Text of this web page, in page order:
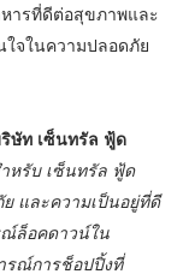
ารที่ดีต่อสุขภาพและ
จในความปลอดภัย
ริษัท เซ็นทรัล ฟู้ด
ำหรับ เซ็นทรัล ฟู้ด
และความเป็นอยู่ที่ดี
ล็อคดาวน์ใน
รณ์การช็อปปิ้งที่